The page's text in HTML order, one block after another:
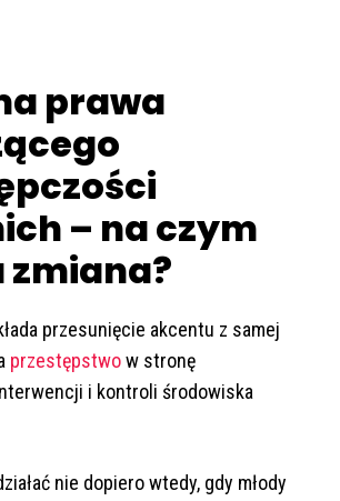
prawa
– na czym
zmiana?
przesunięcie akcentu z samej
przestępstwow stronę
i kontroli środowiska
nie dopiero wtedy, gdy młody